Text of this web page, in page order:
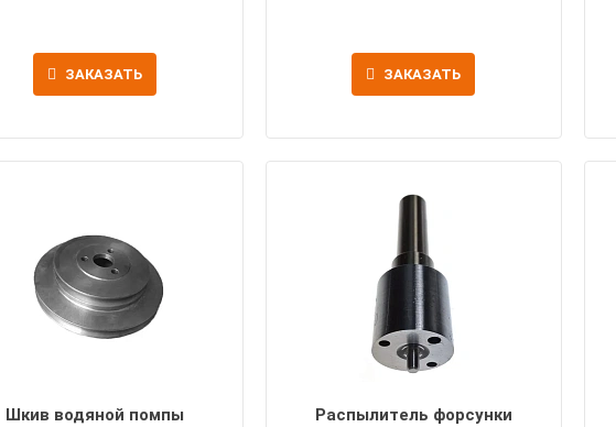
ЗАКАЗАТЬ ЗАКАЗАТЬ
Шкив водяной помпы
Распылитель форсунки